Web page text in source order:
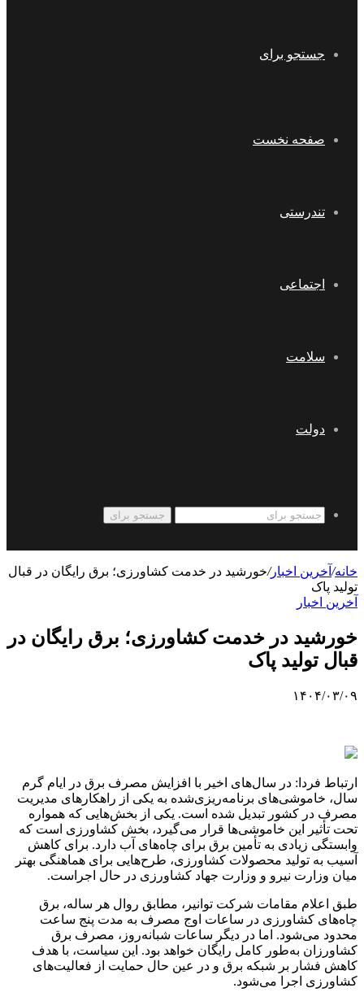
جستجو برای
صفحه نخست
تندرستی
اجتماعی
سلامت
دولت
جستجو برای
خانه/ آخرین اخبار/خورشید در خدمت کشاورزی؛ برق رایگان در قبال
تولید پاک
آخرین اخبار
خورشید در خدمت کشاورزی؛ برق رایگان در
قبال تولید پاک
۱۴۰۴/۰۳/۰۹
ارتباط فردا: در سال‌های اخیر با افزایش مصرف برق در ایام گرم
سال، خاموشی‌های برنامه‌ریزی‌شده به یکی از راهکارهای مدیریت
مصرف در کشور تبدیل شده است. یکی از بخش‌هایی که همواره
تحت تأثیر این خاموشی‌ها قرار می‌گیرد، بخش کشاورزی است که
وابستگی زیادی به تأمین برق برای چاه‌های آب دارد. برای کاهش
آسیب به تولید محصولات کشاورزی، طرح‌هایی برای هماهنگی بهتر
میان وزارت نیرو و وزارت جهاد کشاورزی در حال اجراست.
طبق اعلام مقامات شرکت توانیر، مطابق روال هر ساله، برق
چاه‌های کشاورزی در ساعات اوج مصرف به مدت پنج ساعت
محدود می‌شود. اما در دیگر ساعات شبانه‌روز، مصرف برق
کشاورزان به‌طور کامل رایگان خواهد بود. این سیاست، با هدف
کاهش فشار بر شبکه برق و در عین حال حمایت از فعالیت‌های
کشاورزی اجرا می‌شود.